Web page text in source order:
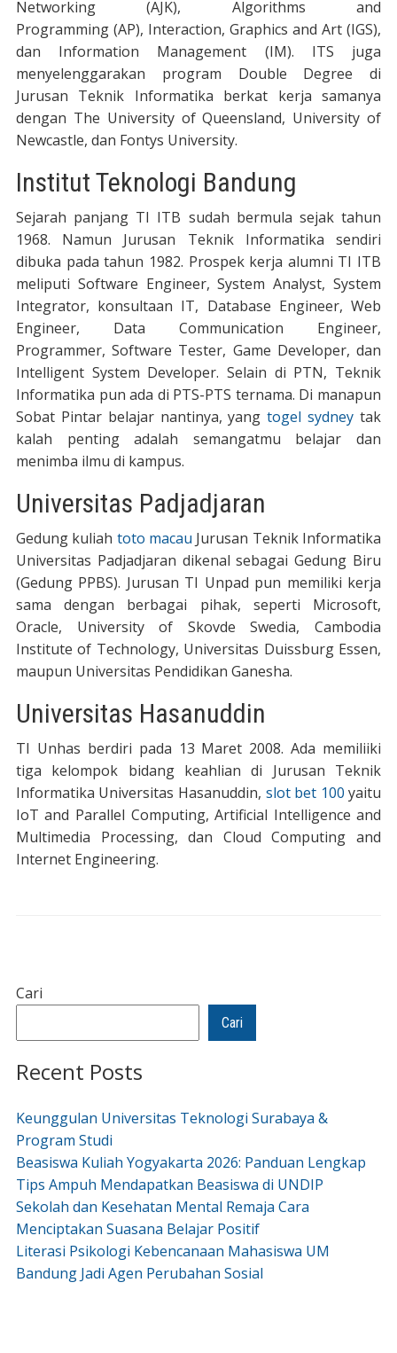
Cari
Cari
Recent Posts
Keunggulan Universitas Teknologi Surabaya &
Program Studi
Beasiswa Kuliah Yogyakarta 2026: Panduan Lengkap
Tips Ampuh Mendapatkan Beasiswa di UNDIP
Sekolah dan Kesehatan Mental Remaja Cara
Menciptakan Suasana Belajar Positif
Literasi Psikologi Kebencanaan Mahasiswa UM
Bandung Jadi Agen Perubahan Sosial
Networking (AJK), Algorithms and
Programming (AP), Interaction, Graphics and Art (IGS),
dan Information Management (IM). ITS juga
menyelenggarakan program Double Degree di
Jurusan Teknik Informatika berkat kerja samanya
dengan The University of Queensland, University of
Newcastle, dan Fontys University.
Institut Teknologi Bandung
Sejarah panjang TI ITB sudah bermula sejak tahun
1968. Namun Jurusan Teknik Informatika sendiri
dibuka pada tahun 1982. Prospek kerja alumni TI ITB
meliputi Software Engineer, System Analyst, System
Integrator, konsultaan IT, Database Engineer, Web
Engineer, Data Communication Engineer,
Programmer, Software Tester, Game Developer, dan
Intelligent System Developer. Selain di PTN, Teknik
Informatika pun ada di PTS-PTS ternama. Di manapun
Sobat Pintar belajar nantinya, yangtogel sydney tak
kalah penting adalah semangatmu belajar dan
menimba ilmu di kampus.
Universitas Padjadjaran
Gedung kuliah toto macau Jurusan Teknik Informatika
Universitas Padjadjaran dikenal sebagai Gedung Biru
(Gedung PPBS). Jurusan TI Unpad pun memiliki kerja
sama dengan berbagai pihak, seperti Microsoft,
Oracle, University of Skovde Swedia, Cambodia
Institute of Technology, Universitas Duissburg Essen,
maupun Universitas Pendidikan Ganesha.
Universitas Hasanuddin
TI Unhas berdiri pada 13 Maret 2008. Ada memiliiki
tiga kelompok bidang keahlian di Jurusan Teknik
Informatika Universitas Hasanuddin, slot bet 100 yaitu
IoT and Parallel Computing, Artificial Intelligence and
Multimedia Processing, dan Cloud Computing and
Internet Engineering.